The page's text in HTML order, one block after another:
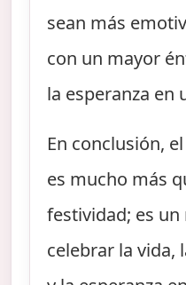
sean más
con un mayor
la esperanza en
En conclusión,
es mucho más
festividad; es
celebrar la vida,